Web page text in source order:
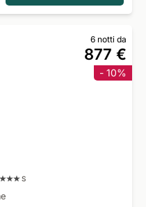
6 notti da
877 €
- 10%
S